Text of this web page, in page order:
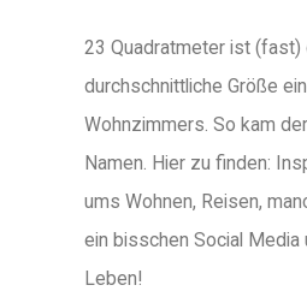
23 Quadratmeter ist (fast)
durchschnittliche Größe
Wohnzimmers. So kam
Namen. Hier zu finden:
ums Wohnen, Reisen,
ein bisschen Social Media
Leben!